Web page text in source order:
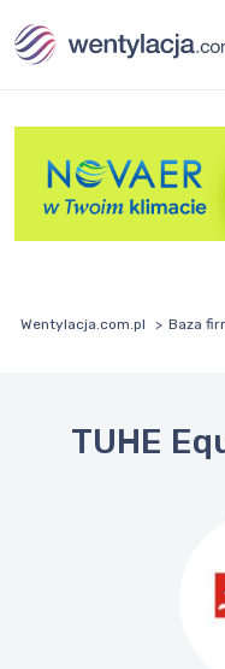
Wentylacja.com.pl Baza
TUHE